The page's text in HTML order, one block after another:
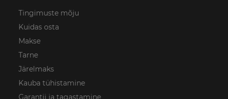
Tingimuste mõju
Kuidas osta
Makse
Tarne
Järelmaks
Kauba tühistamine
Garantii ja tagastamine